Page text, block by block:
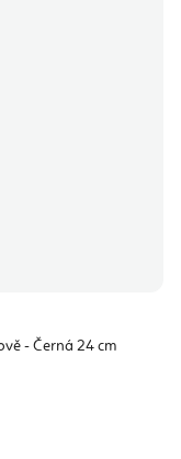
- Černá 24 cm